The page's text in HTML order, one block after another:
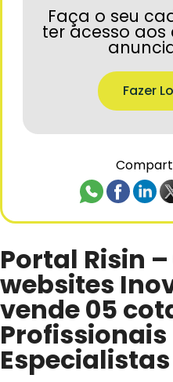
Faça o seu
ter acesso
Fazer
Portal Risin
websites
vende 05
Profissionais
Especialistas